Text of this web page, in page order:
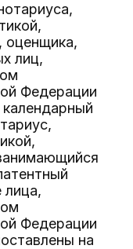
оценщика,
лиц,
Федерации
лица,
Федерации
на